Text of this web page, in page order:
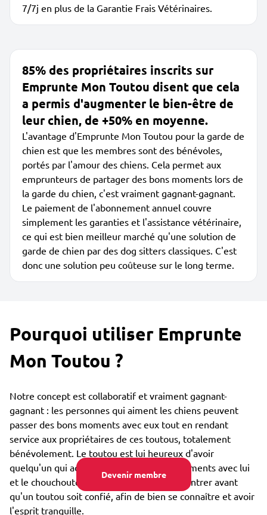
Devenir membre
7/7j en plus de la Garantie Frais Vétérinaires.
85% des propriétaires inscrits sur
Emprunte Mon Toutou disent que cela
a permis d'augmenter le bien-être de
leur chien, de +50% en moyenne.
L'avantage d'Emprunte Mon Toutou pour la garde de
chien est que les membres sont des bénévoles,
portés par l'amour des chiens. Cela permet aux
emprunteurs de partager des bons moments lors de
la garde du chien, c'est vraiment gagnant-gagnant.
Le paiement de l'abonnement annuel couvre
simplement les garanties et l'assistance vétérinaire,
ce qui est bien meilleur marché qu'une solution de
garde de chien par des dog sitters classiques. C'est
donc une solution peu coûteuse sur le long terme.
Pourquoi utiliser Emprunte
Mon Toutou ?
Notre concept est collaboratif et vraiment gagnant-
gagnant : les personnes qui aiment les chiens peuvent
passer des bons moments avec eux tout en rendant
service aux propriétaires de ces toutous, totalement
bénévolement. Le toutou est lui heureux d'avoir
quelqu'un qui adore partager des bons moments avec lui
et le chouchouter. Vous pouvez vous rencontrer avant
qu'un toutou soit confié, afin de bien se connaître et avoir
l'esprit tranquille.